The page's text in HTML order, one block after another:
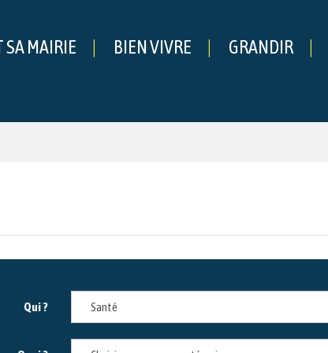
SA MAIRIE BIEN VIVRE GRANDIR
Qui ?